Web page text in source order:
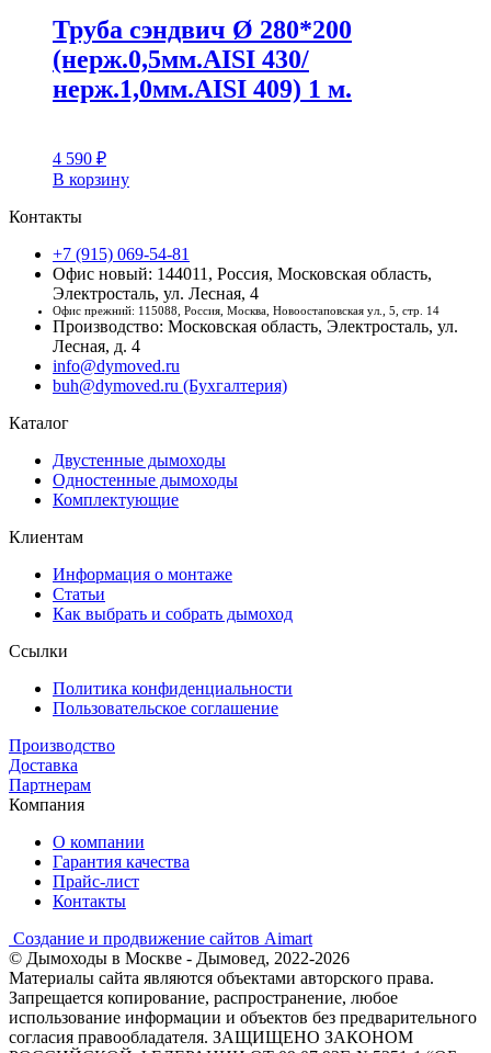
Труба сэндвич Ø 280*200
(нерж.0,5мм.AISI 430/
нерж.1,0мм.AISI 409) 1 м.
4 590 ₽
В корзину
Контакты
+7 (915) 069-54-81
Офис новый: 144011, Россия, Московская область,
Электросталь, ул. Лесная, 4
Офис прежний: 115088, Россия, Москва, Новоостаповская ул., 5, стр. 14
Производство: Московская область, Электросталь, ул.
Лесная, д. 4
info@dymoved.ru
buh@dymoved.ru (Бухгалтерия)
Каталог
Двустенные дымоходы
Одностенные дымоходы
Комплектующие
Клиентам
Информация о монтаже
Статьи
Как выбрать и собрать дымоход
Ссылки
Политика конфиденциальности
Пользовательское соглашение
Производство
Доставка
Партнерам
Компания
О компании
Гарантия качества
Прайс-лист
Контакты
Создание и продвижение сайтов Aimart
© Дымоходы в Москве - Дымовед, 2022-2026
Материалы сайта являются объектами авторского права.
Запрещается копирование, распространение, любое
использование информации и объектов без предварительного
согласия правообладателя. ЗАЩИЩЕНО ЗАКОНОМ